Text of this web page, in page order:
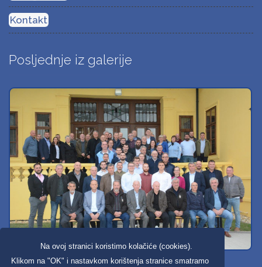
Na ovoj stranici koristimo kolačiće (cookies).
Klikom na "OK" i nastavkom korištenja stranice smatramo
Kontakt
Posljednje iz galerije
Svi dobravski košarkaši